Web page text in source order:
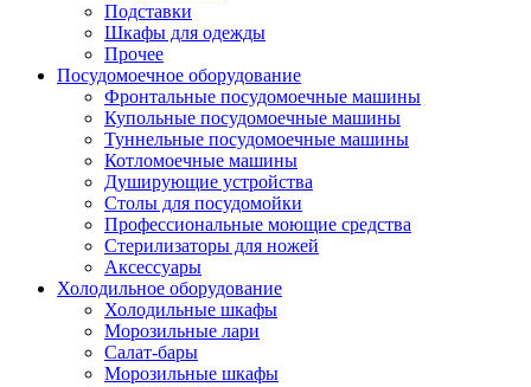
Подставки
Шкафы для одежды
Прочее
Посудомоечное оборудование
Фронтальные посудомоечные машины
Купольные посудомоечные машины
Туннельные посудомоечные машины
Котломоечные машины
Душирующие устройства
Столы для посудомойки
Профессиональные моющие средства
Стерилизаторы для ножей
Аксессуары
Холодильное оборудование
Холодильные шкафы
Морозильные лари
Салат-бары
Морозильные шкафы